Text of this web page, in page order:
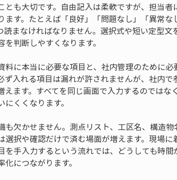
とも大切です。自由記入は柔軟ですが、担当
ます。たとえば「良好」「問題なし」「異常
まなければなりません。選択式や短い定型
判断しやすくなります。
料に本当に必要な項目と、社内管理のために
ず入れる項目は漏れが許されませんが、社内
えます。すべてを同じ画面で入力するのではな
くくなります。
も欠かせません。測点リスト、工区名、構造
選択や確認だけで済む場面が増えます。現場
を手入力するという流れでは、どうしても時
につながります。